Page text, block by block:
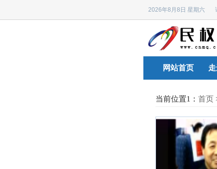
2026年8月8日 星期六
网站首页
当前位置1： 首页